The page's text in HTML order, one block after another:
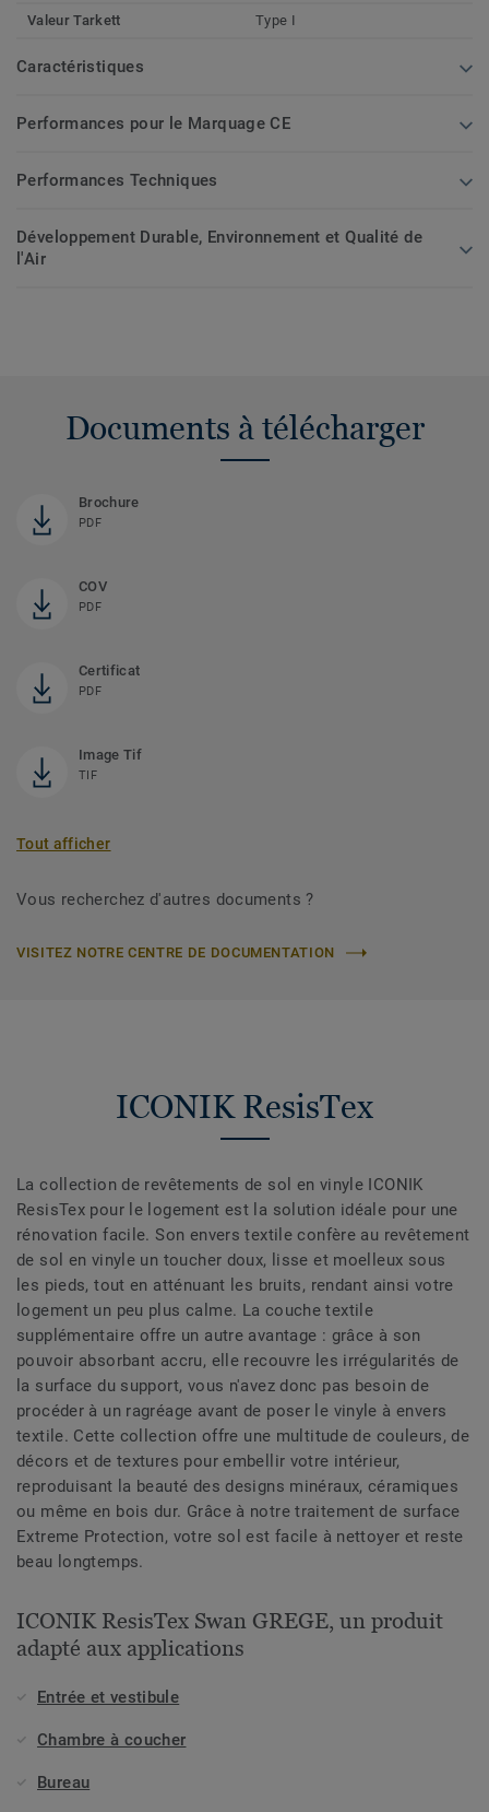
Valeur Tarkett Type I
Caractéristiques
Performances pour le Marquage CE
Performances Techniques
Développement Durable, Environnement et Qualité de
l'Air
Documents à télécharger
Brochure
PDF
COV
PDF
Certificat
PDF
Image Tif
TIF
Tout afficher
Vous recherchez d'autres documents ?
VISITEZ NOTRE CENTRE DE DOCUMENTATION
ICONIK ResisTex
La collection de revêtements de sol en vinyle ICONIK
ResisTex pour le logement est la solution idéale pour une
rénovation facile. Son envers textile confère au revêtement
de sol en vinyle un toucher doux, lisse et moelleux sous
les pieds, tout en atténuant les bruits, rendant ainsi votre
logement un peu plus calme. La couche textile
supplémentaire offre un autre avantage : grâce à son
pouvoir absorbant accru, elle recouvre les irrégularités de
la surface du support, vous n'avez donc pas besoin de
procéder à un ragréage avant de poser le vinyle à envers
textile. Cette collection offre une multitude de couleurs, de
décors et de textures pour embellir votre intérieur,
reproduisant la beauté des designs minéraux, céramiques
ou même en bois dur. Grâce à notre traitement de surface
Extreme Protection, votre sol est facile à nettoyer et reste
beau longtemps.
ICONIK ResisTex Swan GREGE, un produit
adapté aux applications
Entrée et vestibule
Chambre à coucher
Bureau